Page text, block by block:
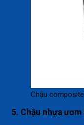
Chậu
5. Chậu nhựa ươm